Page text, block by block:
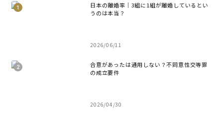
日本の離婚率｜3組に1組が離婚しているとい
うのは本当？
2026/06/11
合意があったは通用しない？不同意性交等罪
の成立要件
2026/04/30